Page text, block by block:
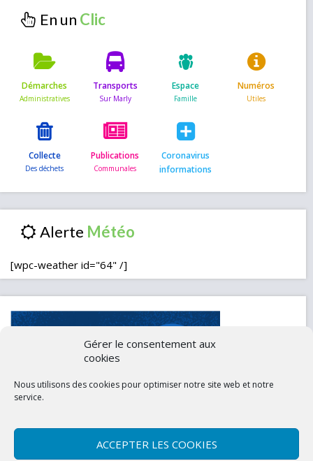
Gérer le consentement aux
cookies
Nous utilisons des cookies pour optimiser notre site web et notre
service.
ACCEPTER LES COOKIES
En un
Démarches Transports Espace Numéros
Collecte Publications
Coronavirus
informations
Alerte
[wpc-weather id="64" /]